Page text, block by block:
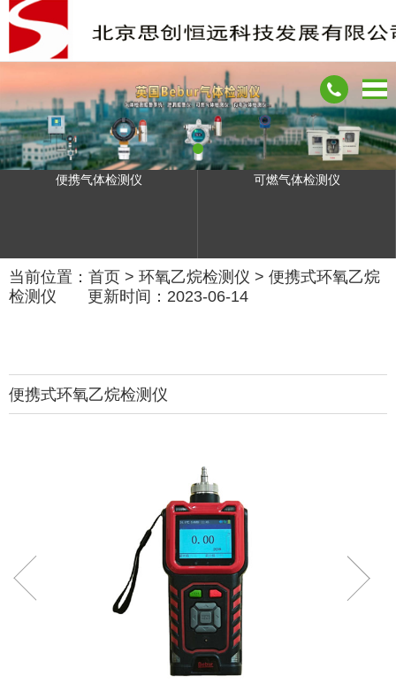
便携气体检测仪 可燃气体检测仪
当前位置： 首页 > 环氧乙烷检测仪 > 便携式环氧乙烷
检测仪 更新时间：2023-06-14
便携式环氧乙烷检测仪